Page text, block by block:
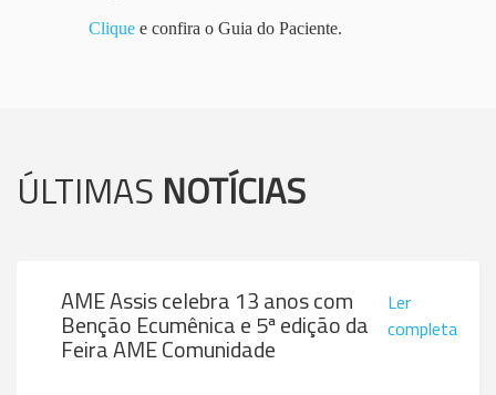
Clique e confira o Guia do Paciente.
ÚLTIMAS NOTÍCIAS
AME Assis celebra 13 anos com
Benção Ecumênica e 5ª edição da
Feira AME Comunidade
Ler
completa